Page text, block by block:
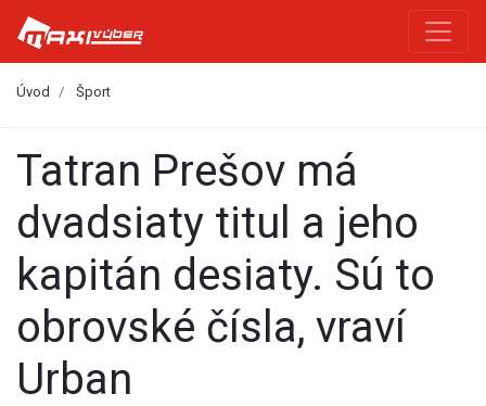
Úvod Šport
Tatran Prešov má
dvadsiaty titul a jeho
kapitán desiaty. Sú to
obrovské čísla, vraví
Urban